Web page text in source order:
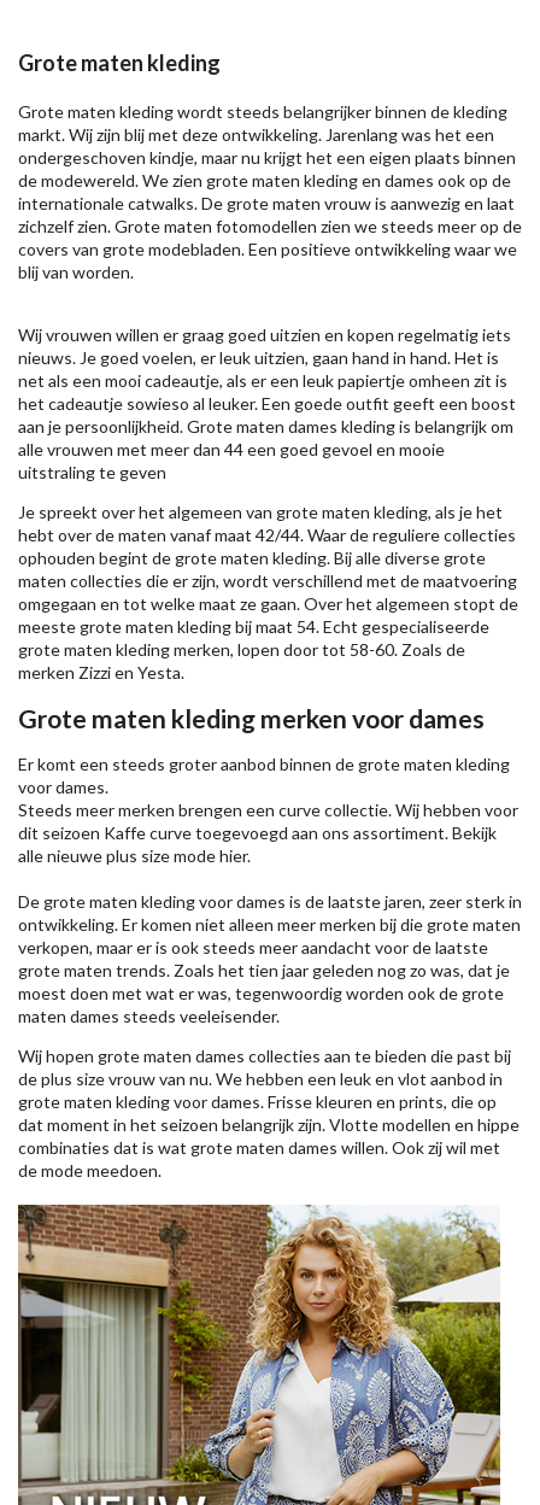
Grote maten kleding
Grote maten kleding wordt steeds belangrijker binnen de kleding
markt. Wij zijn blij met deze ontwikkeling. Jarenlang was het een
ondergeschoven kindje, maar nu krijgt het een eigen plaats binnen
de modewereld. We zien grote maten kleding en dames ook op de
internationale catwalks. De grote maten vrouw is aanwezig en laat
zichzelf zien. Grote maten fotomodellen zien we steeds meer op de
covers van grote modebladen. Een positieve ontwikkeling waar we
blij van worden.
Wij vrouwen willen er graag goed uitzien en kopen regelmatig iets
nieuws. Je goed voelen, er leuk uitzien, gaan hand in hand. Het is
net als een mooi cadeautje, als er een leuk papiertje omheen zit is
het cadeautje sowieso al leuker. Een goede outfit geeft een boost
aan je persoonlijkheid. Grote maten dames kleding is belangrijk om
alle vrouwen met meer dan 44 een goed gevoel en mooie
uitstraling te geven
Je spreekt over het algemeen van grote maten kleding, als je het
hebt over de maten vanaf maat 42/44. Waar de reguliere collecties
ophouden begint de grote maten kleding. Bij alle diverse grote
maten collecties die er zijn, wordt verschillend met de maatvoering
omgegaan en tot welke maat ze gaan. Over het algemeen stopt de
meeste grote maten kleding bij maat 54. Echt gespecialiseerde
grote maten kleding merken, lopen door tot 58-60. Zoals de
merken Zizzien Yesta.
Grote maten kleding merken voor dames
Er komt een steeds groter aanbod binnen de grote maten kleding
voor dames.
Steeds meer merken brengen een curve collectie. Wij hebben voor
dit seizoen Kaffecurve toegevoegd aan ons assortiment. Bekijk
alle nieuweplus size modehier.
De grote maten kleding voor dames is de laatste jaren, zeer sterk in
ontwikkeling. Er komen niet alleen meer merken bij die grote maten
verkopen, maar er is ook steeds meer aandacht voor de laatste
grote maten trends. Zoals het tien jaar geleden nog zo was, dat je
moest doen met wat er was, tegenwoordig worden ook de grote
maten dames steeds veeleisender.
Wij hopen grote maten dames collecties aan te bieden die past bij
de plus size vrouw van nu. We hebben een leuk en vlot aanbod in
grote maten kleding voor dames. Frisse kleuren en prints, die op
dat moment in het seizoen belangrijk zijn. Vlotte modellen en hippe
combinaties dat is wat grote maten dames willen. Ook zij wil met
de mode meedoen.